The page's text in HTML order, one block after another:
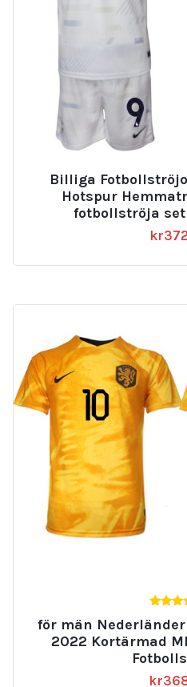
Billiga
Hotspur
fotbollströja
kr
av
för män
2022 Kortärmad
kr